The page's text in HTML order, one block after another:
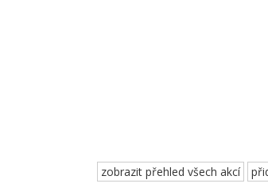
zobrazit přehled všech akcí